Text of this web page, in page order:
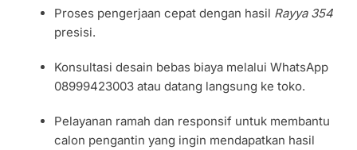
Proses pengerjaan cepat dengan hasil Rayya 354
presisi.
Konsultasi desain bebas biaya melalui WhatsApp
08999423003 atau datang langsung ke toko.
Pelayanan ramah dan responsif untuk membantu
calon pengantin yang ingin mendapatkan hasil